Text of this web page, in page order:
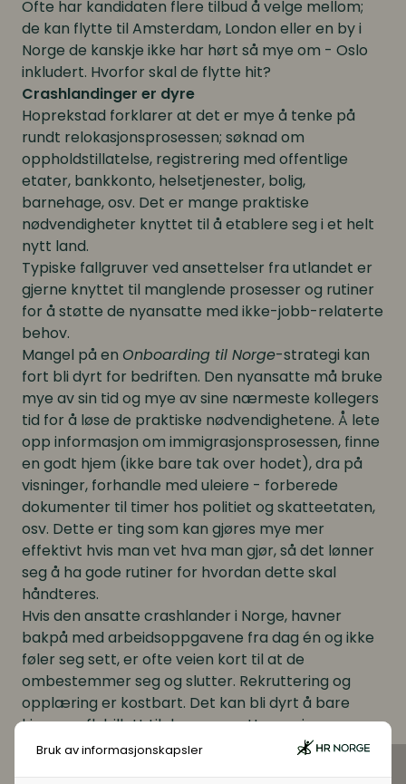
Bruk av informasjonskapsler
Ofte har kandidaten flere tilbud å velge mellom;
de kan flytte til Amsterdam, London eller en by i
Norge de kanskje ikke har hørt så mye om - Oslo
inkludert. Hvorfor skal de flytte hit?
Crashlandinger er dyre
Hoprekstad forklarer at det er mye å tenke på
rundt relokasjonsprosessen; søknad om
oppholdstillatelse, registrering med offentlige
etater, bankkonto, helsetjenester, bolig,
barnehage, osv. Det er mange praktiske
nødvendigheter knyttet til å etablere seg i et helt
nytt land.
Typiske fallgruver ved ansettelser fra utlandet er
gjerne knyttet til manglende prosesser og rutiner
for å støtte de nyansatte med ikke-jobb-relaterte
behov.
Mangel på en Onboarding til Norge-strategi kan
fort bli dyrt for bedriften. Den nyansatte må bruke
mye av sin tid og mye av sine nærmeste kollegers
tid for å løse de praktiske nødvendighetene. Å lete
opp informasjon om immigrasjonsprosessen, finne
en godt hjem (ikke bare tak over hodet), dra på
visninger, forhandle med uleiere - forberede
dokumenter til timer hos politiet og skatteetaten,
osv. Dette er ting som kan gjøres mye mer
effektivt hvis man vet hva man gjør, så det lønner
seg å ha gode rutiner for hvordan dette skal
håndteres.
Hvis den ansatte crashlander i Norge, havner
bakpå med arbeidsoppgavene fra dag én og ikke
føler seg sett, er ofte veien kort til at de
ombestemmer seg og slutter. Rekruttering og
opplæring er kostbart. Det kan bli dyrt å bare
kjøpe en flybillett til den nyansatte og si
velkommen.